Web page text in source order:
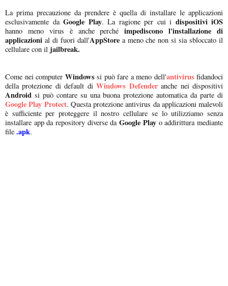
La prima precauzione da prendere è quella di installare le applicazioni
esclusivamente daGoogle Play. La ragione per cui i dispositivi iOS
hanno meno virus è anche perché impediscono l'installazione di
applicazioni al di fuori dall'AppStore a meno che non si sia sbloccato il
cellulare con il jailbreak.
Come nei computer Windows si può fare a meno dell'antivirusfidandoci
della protezione di default di Windows Defenderanche nei dispositivi
Android si può contare su una buona protezione automatica da parte di
Google Play Protect. Questa protezione antivirus da applicazioni malevoli
è sufficiente per proteggere il nostro cellulare se lo utilizziamo senza
installare app da repository diverse daGoogle Playo addirittura mediante
file .apk.